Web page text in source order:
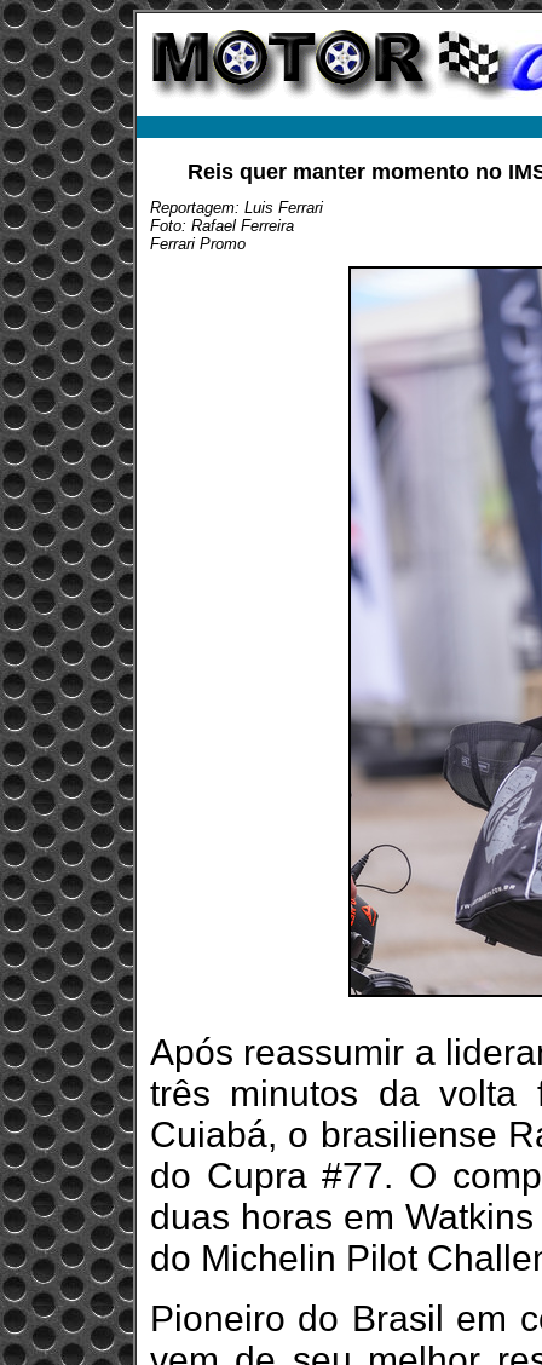
Reis quer manter momento no
Reportagem: Luis Ferrari
Foto: Rafael Ferreira
Ferrari Promo
Após reassumir a
três minutos da volta
Cuiabá, o brasiliense
do Cupra #77. O
duas horas em
do Michelin Pilot
Pioneiro do Brasil em